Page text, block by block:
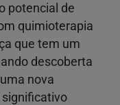
potencial de
quimioterapia
que tem um
descoberta
nova